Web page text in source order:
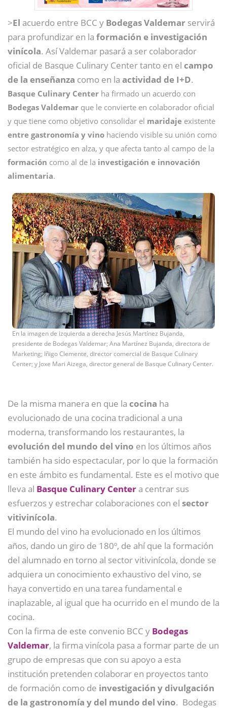
>El acuerdo entre BCC y Bodegas Valdemar servirá
para profundizar en la formación e investigación
vinícola. Así Valdemar pasará a ser colaborador
oficial de Basque Culinary Center tanto en el campo
de la enseñanza como en la actividad de I+D.
Basque Culinary Center ha firmado un acuerdo con
Bodegas Valdemar que le convierte en colaborador oficial
y que tiene como objetivo consolidar el maridaje existente
entre gastronomía y vino haciendo visible su unión como
sector estratégico en alza, y que afecta tanto al campo de la
formación como al de la investigación e innovación
alimentaria.
En la imagen de izquierda a derecha Jesús Martínez Bujanda,
presidente de Bodegas Valdemar; Ana Martínez Bujanda, directora de
Marketing; Iñigo Clemente, director comercial de Basque Culinary
Center; y Joxe Mari Aizega, director general de Basque Culinary Center.
De la misma manera en que la cocina ha
evolucionado de una cocina tradicional a una
moderna, transformando los restaurantes, la
evolución del mundo del vino en los últimos años
también ha sido espectacular, por lo que la formación
en este ámbito es fundamental. Este es el motivo que
lleva al Basque Culinary Center a centrar sus
esfuerzos y estrechar colaboraciones con el sector
vitivinícola.
El mundo del vino ha evolucionado en los últimos
años, dando un giro de 180º, de ahí que la formación
del alumnado en torno al sector vitivinícola, donde se
adquiera un conocimiento exhaustivo del vino, se
haya convertido en una tarea fundamental e
inaplazable, al igual que ha ocurrido en el mundo de la
cocina.
Con la firma de este convenio BCC y Bodegas
Valdemar, la firma vinícola pasa a formar parte de un
grupo de empresas que con su apoyo a esta
institución pretenden colaborar en proyectos tanto
de formación como de investigación y divulgación
de la gastronomía y del mundo del vino. Bodegas